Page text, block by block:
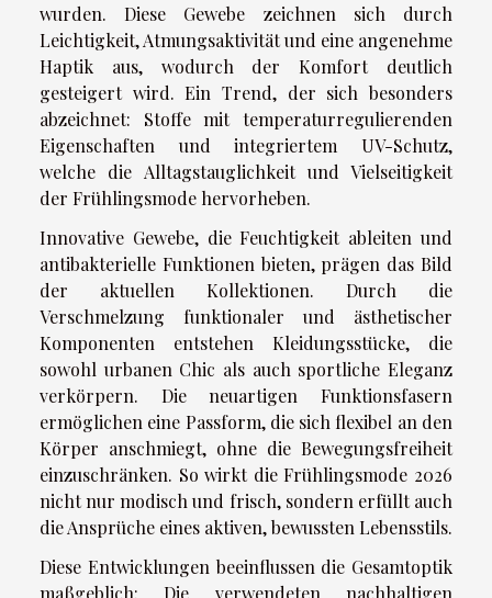
wurden. Diese Gewebe zeichnen sich durch
Leichtigkeit, Atmungsaktivität und eine angenehme
Haptik aus, wodurch der Komfort deutlich
gesteigert wird. Ein Trend, der sich besonders
abzeichnet: Stoffe mit temperaturregulierenden
Eigenschaften und integriertem UV-Schutz,
welche die Alltagstauglichkeit und Vielseitigkeit
der Frühlingsmode hervorheben.
Innovative Gewebe, die Feuchtigkeit ableiten und
antibakterielle Funktionen bieten, prägen das Bild
der aktuellen Kollektionen. Durch die
Verschmelzung funktionaler und ästhetischer
Komponenten entstehen Kleidungsstücke, die
sowohl urbanen Chic als auch sportliche Eleganz
verkörpern. Die neuartigen Funktionsfasern
ermöglichen eine Passform, die sich flexibel an den
Körper anschmiegt, ohne die Bewegungsfreiheit
einzuschränken. So wirkt die Frühlingsmode 2026
nicht nur modisch und frisch, sondern erfüllt auch
die Ansprüche eines aktiven, bewussten Lebensstils.
Diese Entwicklungen beeinflussen die Gesamtoptik
maßgeblich: Die verwendeten nachhaltigen